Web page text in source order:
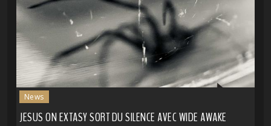
News
JESUS ON EXTASY SORT DU SILENCE AVEC WIDE AWAKE